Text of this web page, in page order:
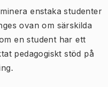
enstaka studenter
ovan om särskilda
en student har ett
pedagogiskt stöd på